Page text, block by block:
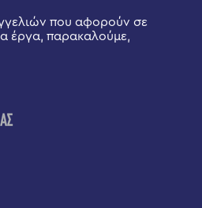
που αφορούν σε
έργα, παρακαλούμε,